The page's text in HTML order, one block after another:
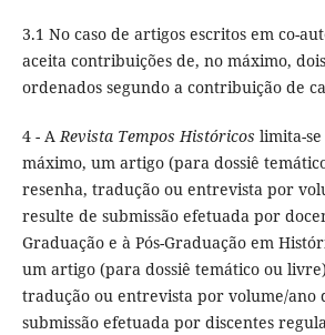
3.1 No caso de artigos escritos em co-
aceita contribuições de, no máximo,
ordenados segundo a contribuição de
4 - ARevista Tempos Históricos limita-
máximo, um artigo (para dossiê
resenha, tradução ou entrevista por
resulte de submissão efetuada por
Graduação e à Pós-Graduação em
um artigo (para dossiê temático ou
tradução ou entrevista por volume/ano
submissão efetuada por discentes